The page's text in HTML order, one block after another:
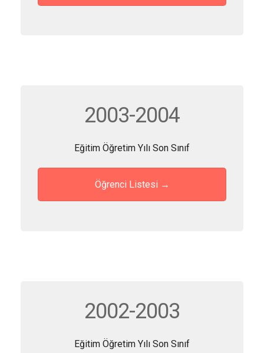
2003-2004
Eğitim Öğretim Yılı Son Sınıf
Öğrenci Listesi →
2002-2003
Eğitim Öğretim Yılı Son Sınıf